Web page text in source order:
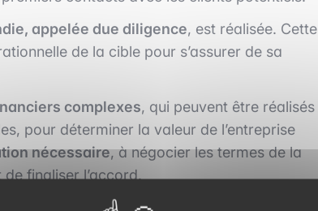
appelée due diligence, est réalisée. Cette
de la cible pour s’assurer de sa
complexes, qui peuvent être réalisés
pour déterminer la valeur de l’entreprise
nécessaire, à négocier les termes de la
finaliser l’accord.